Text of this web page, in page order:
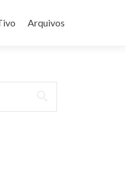
Arquivos